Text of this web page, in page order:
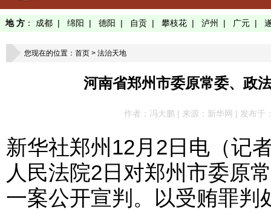
地 方 ： 成都 | 绵阳 | 德阳 | 自贡 | 攀枝花 | 泸州 | 广元 |
您现在的位置： 首页 > 法治天地
河南省郑州市委原常委、政
作者：冯大鹏 | 来源：新华网 | 发布
新华社郑州12月2日电（记
人民法院2日对郑州市委原
一案公开宣判。以受贿罪判